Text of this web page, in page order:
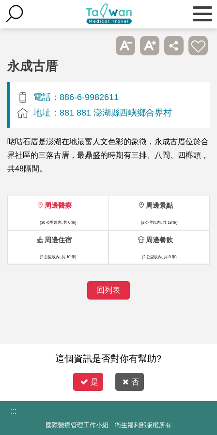
永成古厝
電話：886-6-9982611
地址：881 881 澎湖縣西嶼鄉合界村
咾咕石厝是澎湖在地最富人文色彩的象徵，永成古厝位於合
界社區的三落古厝，最鼎盛的時期有三排、八間、四櫸頭，
共48隔間。
周邊醫療
(30 公里以內, 共 0 筆)
周邊景點
(2 公里以內, 共 19 筆)
周邊住宿
(2 公里以內, 共 10 筆)
周邊餐飲
(2 公里以內, 共 8 筆)
回列表
這個資訊是否對你有幫助?
是 否
:::
國際醫療管理工作小組 衛生福利部版權所有